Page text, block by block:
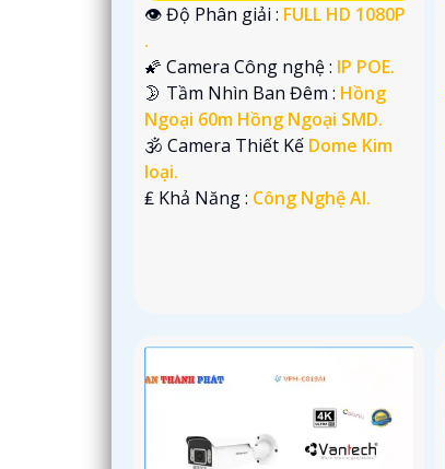
👁 Độ Phân giải : FULL HD 1080P
.
🌠 Camera Công nghệ : IP POE.
🌛 Tầm Nhìn Ban Đêm : Hồng
Ngoại 60m Hồng Ngoại SMD.
🕉️ Camera Thiết Kế Dome Kim
loại.
️₤ Khả Năng : Công Nghệ AI.